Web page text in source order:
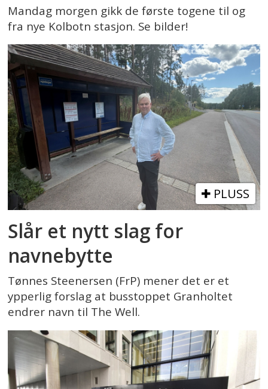
Mandag morgen gikk de første togene til og
fra nye Kolbotn stasjon. Se bilder!
PLUSS
Slår et nytt slag for
navnebytte
Tønnes Steenersen (FrP) mener det er et
ypperlig forslag at busstoppet Granholtet
endrer navn til The Well.